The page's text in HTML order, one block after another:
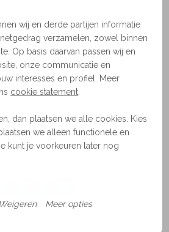
als set van 3 of 5
en koord kunnen aangepast
wij en derde partijen informatie
verzamelen, zowel binnen
Op basis daarvan passen wij en
onze communicatie en
interesses en profiel. Meer
cookie statement
dan plaatsen we alle cookies. Kies
we alleen functionele en
kunt je voorkeuren later nog
Weigeren Meer opties